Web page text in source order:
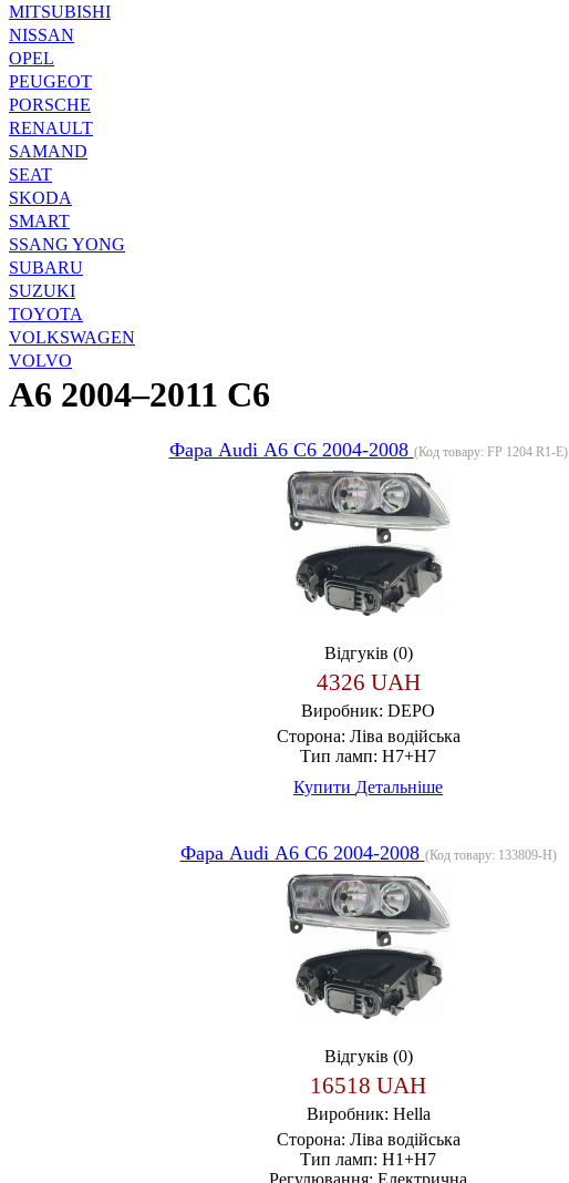
MITSUBISHI
NISSAN
OPEL
PEUGEOT
PORSCHE
RENAULT
SAMAND
SEAT
SKODA
SMART
SSANG YONG
SUBARU
SUZUKI
TOYOTA
VOLKSWAGEN
VOLVO
A6 2004–2011 C6
Фара Audi А6 С6 2004-2008 (Код товару: FP 1204 R1-E)
Відгуків (0)
4326 UAH
Виробник: DEPO
Сторона: Ліва водійська
Тип ламп: H7+H7
Купити Детальніше
Фара Audi А6 С6 2004-2008 (Код товару: 133809-H)
Відгуків (0)
16518 UAH
Виробник: Hella
Сторона: Ліва водійська
Тип ламп: H1+H7
Регулювання: Електрична